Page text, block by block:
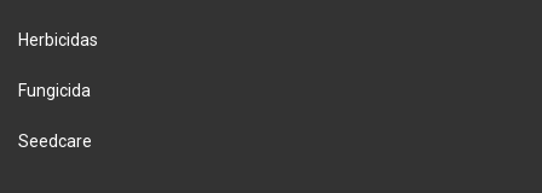
Herbicidas
Fungicida
Seedcare